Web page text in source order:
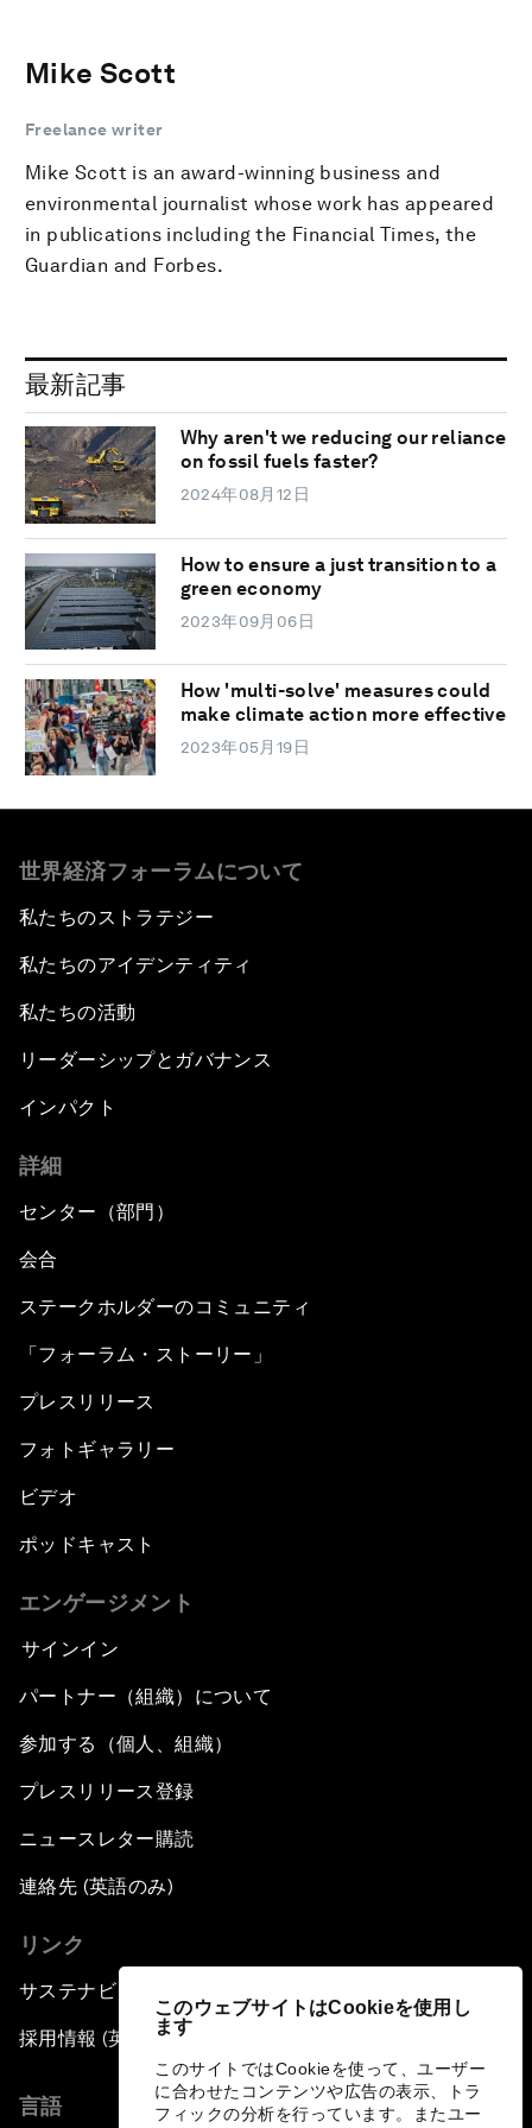
このウェブサイトはCookieを使用し
ます
このサイトではCookieを使って、ユーザー
に合わせたコンテンツや広告の表示、トラ
フィックの分析を行っています。またユー
Mike Scott
Freelance writer
Mike Scott is an award-winning business and
environmental journalist whose work has appeared
in publications including the Financial Times, the
Guardian and Forbes.
最新記事
Why aren't we reducing our reliance
on fossil fuels faster?
2024年08月12日
How to ensure a just transition to a
green economy
2023年09月06日
How 'multi-solve' measures could
make climate action more effective
2023年05月19日
世界経済フォーラムについて
私たちのストラテジー
私たちのアイデンティティ
私たちの活動
リーダーシップとガバナンス
インパクト
詳細
センター（部門）
会合
ステークホルダーのコミュニティ
「フォーラム・ストーリー」
プレスリリース
フォトギャラリー
ビデオ
ポッドキャスト
エンゲージメント
サインイン
パートナー（組織）について
参加する（個人、組織）
プレスリリース登録
ニュースレター購読
連絡先 (英語のみ)
リンク
サステナビリティへの取り組み
採用情報 (英語のみ)
言語